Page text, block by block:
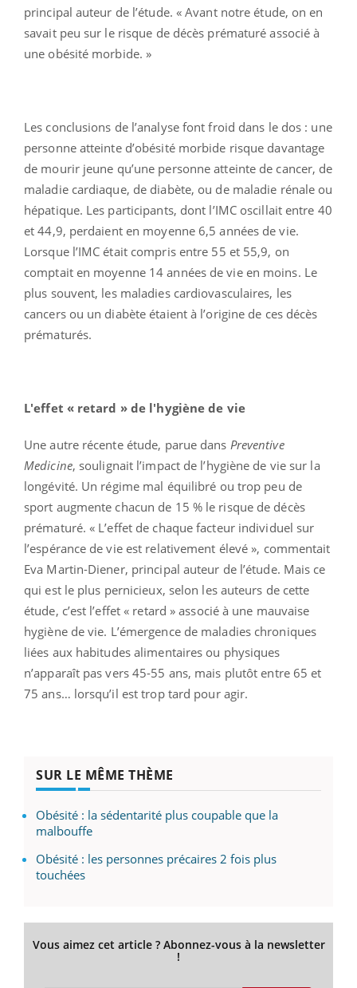
principal auteur de l’étude. « Avant notre étude, on en
savait peu sur le risque de décès prématuré associé à
une obésité morbide. »
Les conclusions de l’analyse font froid dans le dos : une
personne atteinte d’obésité morbide risque davantage
de mourir jeune qu’une personne atteinte de cancer, de
maladie cardiaque, de diabète, ou de maladie rénale ou
hépatique. Les participants, dont l’IMC oscillait entre 40
et 44,9, perdaient en moyenne 6,5 années de vie.
Lorsque l’IMC était compris entre 55 et 55,9, on
comptait en moyenne 14 années de vie en moins. Le
plus souvent, les maladies cardiovasculaires, les
cancers ou un diabète étaient à l’origine de ces décès
prématurés.
L'effet « retard » de l'hygiène de vie
Une autre récente étude, parue dans Preventive
Medicine, soulignait l’impact de l’hygiène de vie sur la
longévité. Un régime mal équilibré ou trop peu de
sport augmente chacun de 15 % le risque de décès
prématuré. « L’effet de chaque facteur individuel sur
l’espérance de vie est relativement élevé », commentait
Eva Martin-Diener, principal auteur de l’étude. Mais ce
qui est le plus pernicieux, selon les auteurs de cette
étude, c’est l’effet « retard » associé à une mauvaise
hygiène de vie. L’émergence de maladies chroniques
liées aux habitudes alimentaires ou physiques
n’apparaît pas vers 45-55 ans, mais plutôt entre 65 et
75 ans… lorsqu’il est trop tard pour agir.
SUR LE MÊME THÈME
Obésité : la sédentarité plus coupable que la
malbouffe
Obésité : les personnes précaires 2 fois plus
touchées
Vous aimez cet article ? Abonnez-vous à la newsletter
!